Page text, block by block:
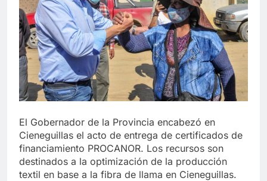
El Gobernador de la Provincia encabezó en
Cieneguillas el acto de entrega de certificados de
financiamiento PROCANOR. Los recursos son
destinados a la optimización de la producción
textil en base a la fibra de llama en Cieneguillas.